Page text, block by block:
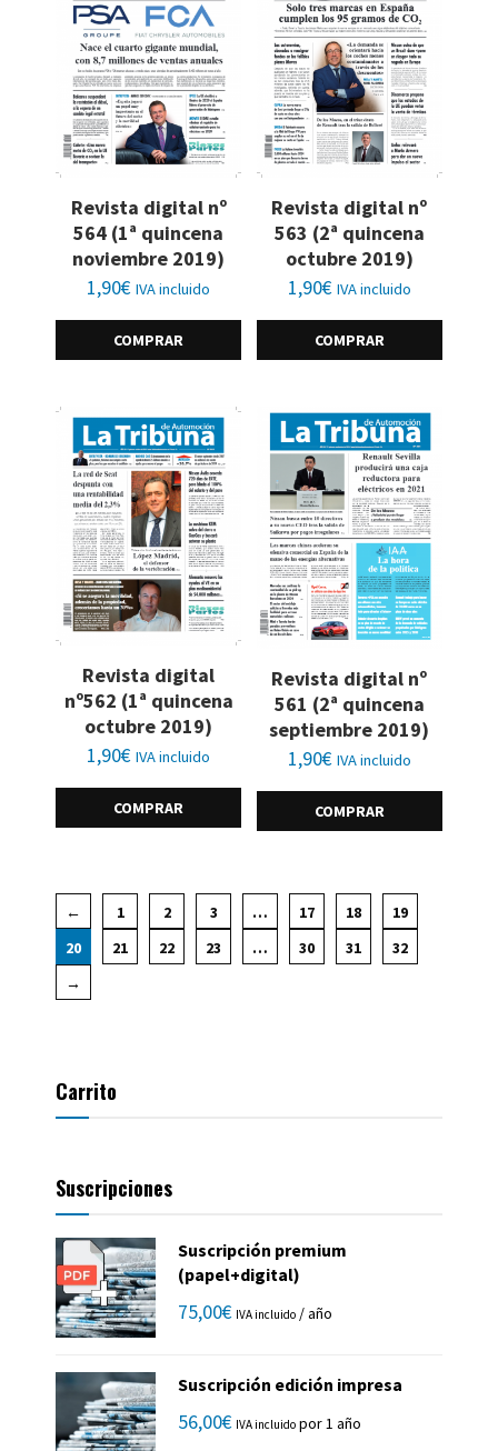
Revista digital nº
564 (1ª quincena
noviembre 2019)
1,90€ IVA incluido
COMPRAR
Revista digital nº
563 (2ª quincena
octubre 2019)
1,90€ IVA incluido
COMPRAR
Revista digital
nº562 (1ª quincena
octubre 2019)
1,90€ IVA incluido
COMPRAR
Revista digital nº
561 (2ª quincena
septiembre 2019)
1,90€ IVA incluido
COMPRAR
← 1 2 3 … 17 18
19
20
21 22 23 … 30 31
32
→
Carrito
Suscripciones
Suscripción premium
(papel+digital)
75,00€ IVA incluido / año
Suscripción edición impresa
56,00€ IVA incluido por 1 año